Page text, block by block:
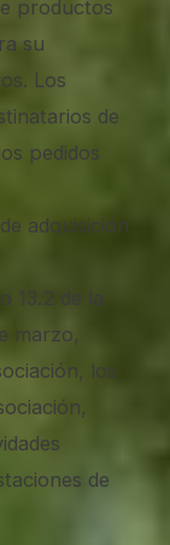
productos
su
Los
de
pedidos
adquisición
13.2 de la
marzo,
los
de